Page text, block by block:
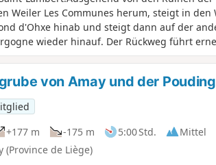
Weiler Les Communes herum, steigt in
d'Ohxe hinab und steigt dann auf der
wieder hinauf. Der Rückweg führt
Seite, und bietet am Ende der
von Amay und der
+177 m -175 m 5:00 Std.
Mittel
(Province de Liège)